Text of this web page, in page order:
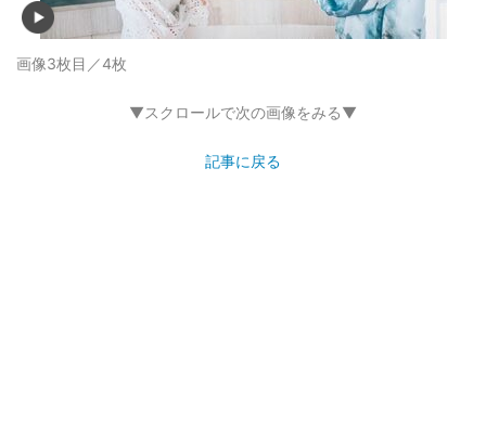
画像3枚目／4枚
▼スクロールで次の画像をみる▼
記事に戻る